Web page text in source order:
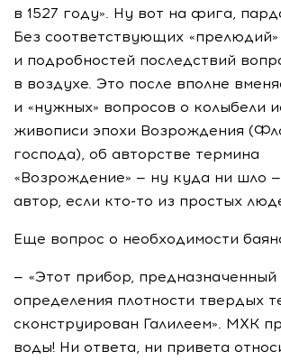
в 1527 году». Ну вот на фига,
Без соответствующих «прелюдий»
и подробностей последствий
в воздухе. Это после вполне
и «нужных» вопросов о колыбели
живописи эпохи Возрождения
господа), об авторстве термина
«Возрождение» — ну куда ни шло
автор, если кто-то из простых
Еще вопрос о необходимости
— «Этот прибор, предназначенный
определения плотности твердых
сконструирован Галилеем». МХК
воды! Ни ответа, ни привета